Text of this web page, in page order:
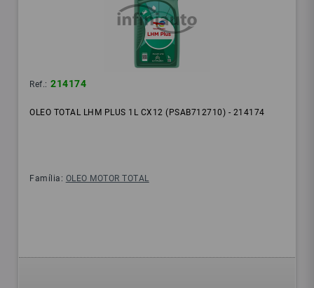
Ref.: 214174
OLEO TOTAL LHM PLUS 1L CX12 (PSAB712710) - 214174
Família: OLEO MOTOR TOTAL